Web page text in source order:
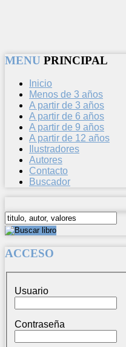
MENU PRINCIPAL
Inicio
Menos de 3 años
A partir de 3 años
A partir de 6 años
A partir de 9 años
A partir de 12 años
Ilustradores
Autores
Contacto
Buscador
ACCESO
Usuario
Contraseña